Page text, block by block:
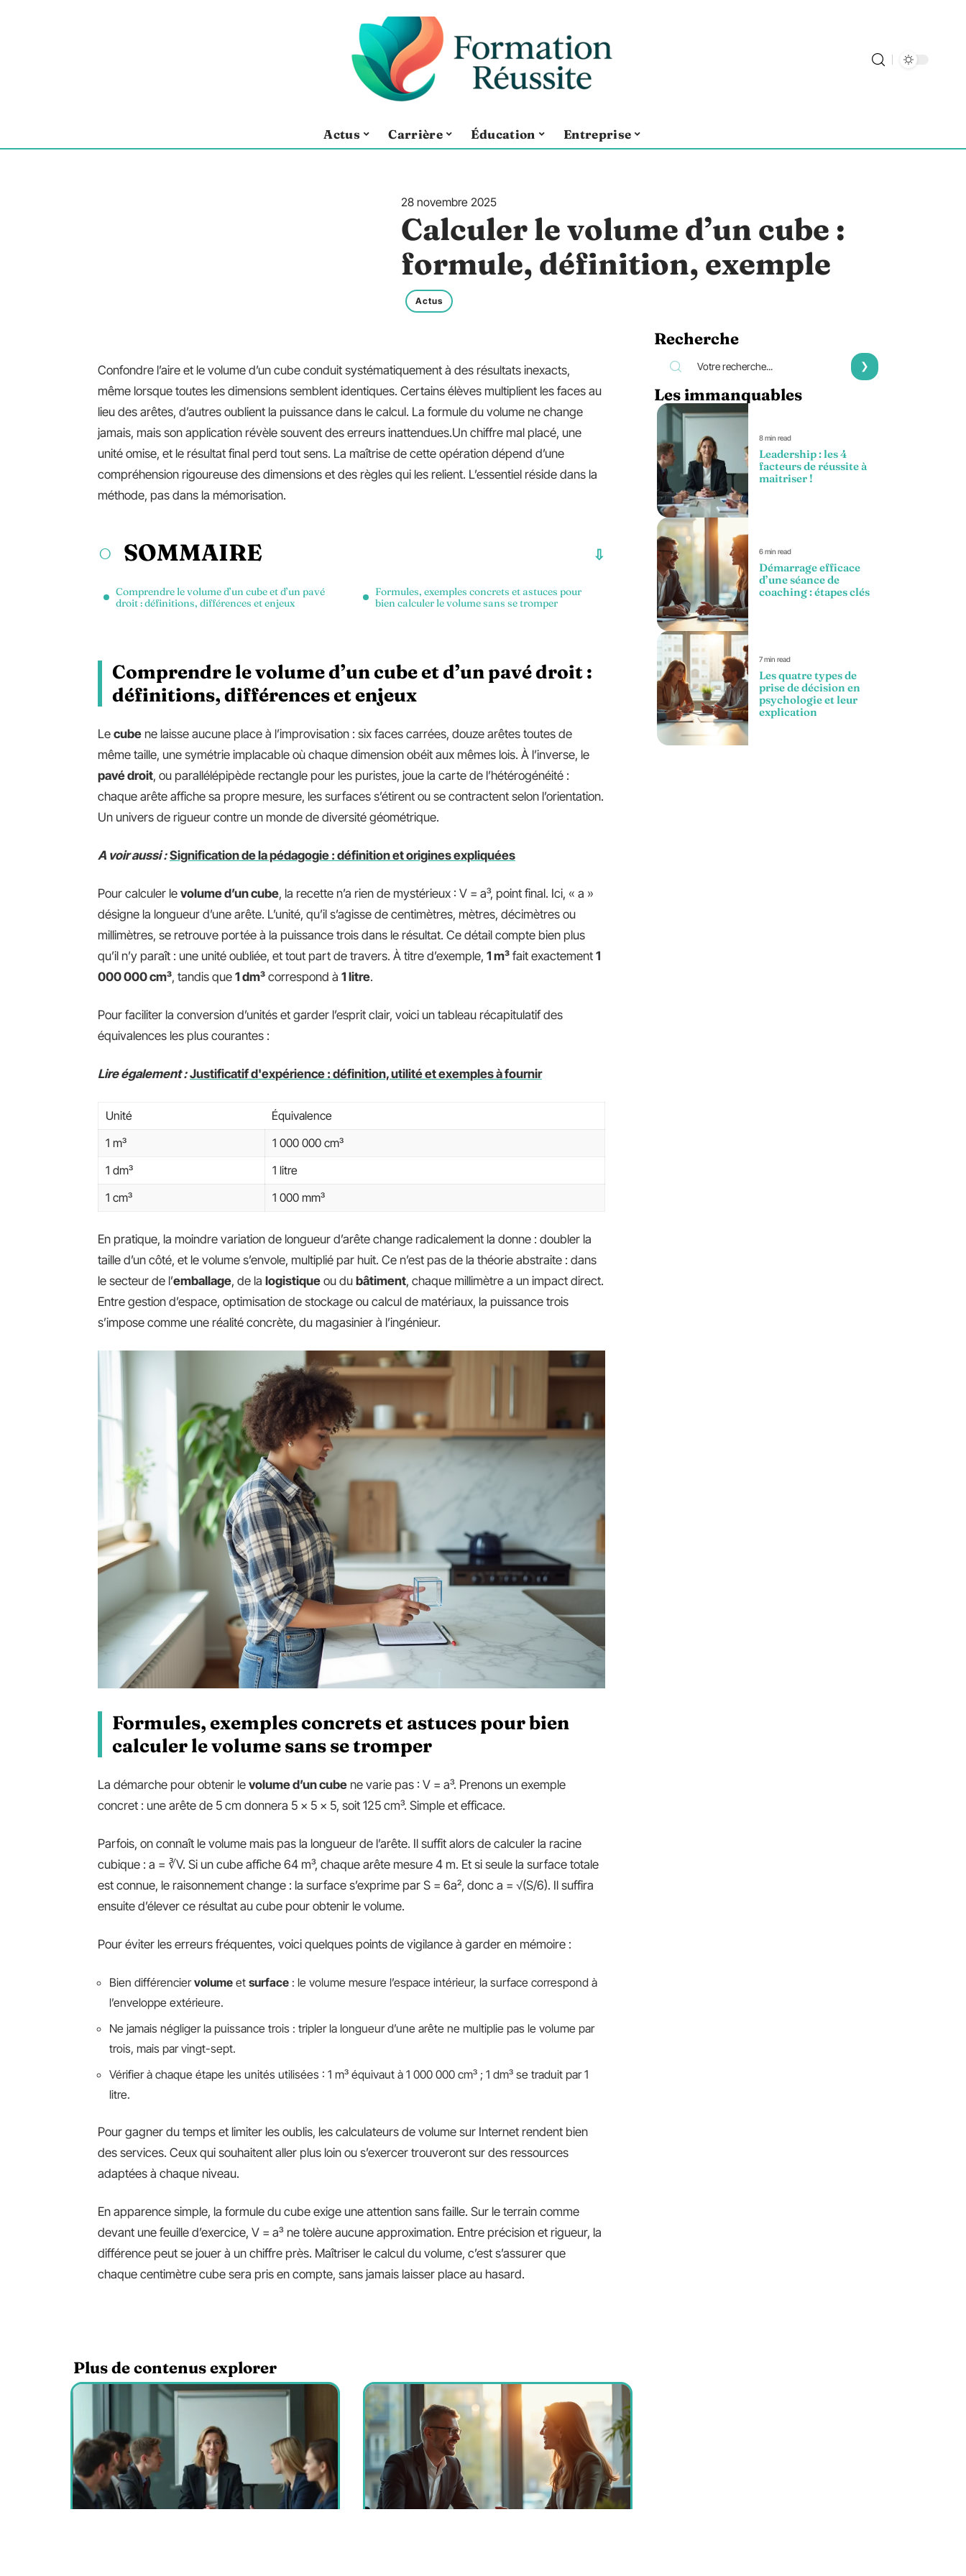
Actus Carrière Éducation Entreprise
28 novembre 2025
Calculer le volume d’un cube :
formule, définition, exemple
Actus
Confondre l’aire et le volume d’un cube conduit systématiquement à des résultats inexacts,
même lorsque toutes les dimensions semblent identiques. Certains élèves multiplient les faces au
lieu des arêtes, d’autres oublient la puissance dans le calcul. La formule du volume ne change
jamais, mais son application révèle souvent des erreurs inattendues.Un chiffre mal placé, une
unité omise, et le résultat final perd tout sens. La maîtrise de cette opération dépend d’une
compréhension rigoureuse des dimensions et des règles qui les relient. L’essentiel réside dans la
méthode, pas dans la mémorisation.
SOMMAIRE
Comprendre le volume d’un cube et d’un pavé
droit : définitions, différences et enjeux
Formules, exemples concrets et astuces pour
bien calculer le volume sans se tromper
Comprendre le volume d’un cube et d’un pavé droit :
définitions, différences et enjeux
Le cube ne laisse aucune place à l’improvisation : six faces carrées, douze arêtes toutes de
même taille, une symétrie implacable où chaque dimension obéit aux mêmes lois. À l’inverse, le
pavé droit, ou parallélépipède rectangle pour les puristes, joue la carte de l’hétérogénéité :
chaque arête affiche sa propre mesure, les surfaces s’étirent ou se contractent selon l’orientation.
Un univers de rigueur contre un monde de diversité géométrique.
A voir aussi : Signification de la pédagogie : définition et origines expliquées
Pour calculer le volume d’un cube, la recette n’a rien de mystérieux : V = a³, point final. Ici, « a »
désigne la longueur d’une arête. L’unité, qu’il s’agisse de centimètres, mètres, décimètres ou
millimètres, se retrouve portée à la puissance trois dans le résultat. Ce détail compte bien plus
qu’il n’y paraît : une unité oubliée, et tout part de travers. À titre d’exemple, 1 m³ fait exactement 1
000 000 cm³, tandis que 1 dm³ correspond à 1 litre.
Pour faciliter la conversion d’unités et garder l’esprit clair, voici un tableau récapitulatif des
équivalences les plus courantes :
Lire également : Justificatif d'expérience : définition, utilité et exemples à fournir
Unité
Équivalence
1 m³
1 000 000 cm³
1 dm³
1 litre
1 cm³
1 000 mm³
En pratique, la moindre variation de longueur d’arête change radicalement la donne : doubler la
taille d’un côté, et le volume s’envole, multiplié par huit. Ce n’est pas de la théorie abstraite : dans
le secteur de l’emballage, de la logistique ou du bâtiment, chaque millimètre a un impact direct.
Entre gestion d’espace, optimisation de stockage ou calcul de matériaux, la puissance trois
s’impose comme une réalité concrète, du magasinier à l’ingénieur.
Formules, exemples concrets et astuces pour bien
calculer le volume sans se tromper
La démarche pour obtenir le volume d’un cube ne varie pas : V = a³. Prenons un exemple
concret : une arête de 5 cm donnera 5 × 5 × 5, soit 125 cm³. Simple et efficace.
Parfois, on connaît le volume mais pas la longueur de l’arête. Il suffit alors de calculer la racine
cubique : a = ∛V. Si un cube affiche 64 m³, chaque arête mesure 4 m. Et si seule la surface totale
est connue, le raisonnement change : la surface s’exprime par S = 6a², donc a = √(S/6). Il suffira
ensuite d’élever ce résultat au cube pour obtenir le volume.
Pour éviter les erreurs fréquentes, voici quelques points de vigilance à garder en mémoire :
Bien différenciervolume et surface : le volume mesure l’espace intérieur, la surface correspond à
l’enveloppe extérieure.
Ne jamais négliger la puissance trois : tripler la longueur d’une arête ne multiplie pas le volume par
trois, mais par vingt-sept.
Vérifier à chaque étape les unités utilisées : 1 m³ équivaut à 1 000 000 cm³ ; 1 dm³ se traduit par 1
litre.
Pour gagner du temps et limiter les oublis, les calculateurs de volume sur Internet rendent bien
des services. Ceux qui souhaitent aller plus loin ou s’exercer trouveront sur des ressources
adaptées à chaque niveau.
En apparence simple, la formule du cube exige une attention sans faille. Sur le terrain comme
devant une feuille d’exercice, V = a³ ne tolère aucune approximation. Entre précision et rigueur, la
différence peut se jouer à un chiffre près. Maîtriser le calcul du volume, c’est s’assurer que
chaque centimètre cube sera pris en compte, sans jamais laisser place au hasard.
Plus de contenus explorer
Recherche
Les immanquables
8 min read
Leadership : les 4
facteurs de réussite à
maitriser !
6 min read
Démarrage efficace
d’une séance de
coaching : étapes clés
7 min read
Les quatre types de
prise de décision en
psychologie et leur
explication